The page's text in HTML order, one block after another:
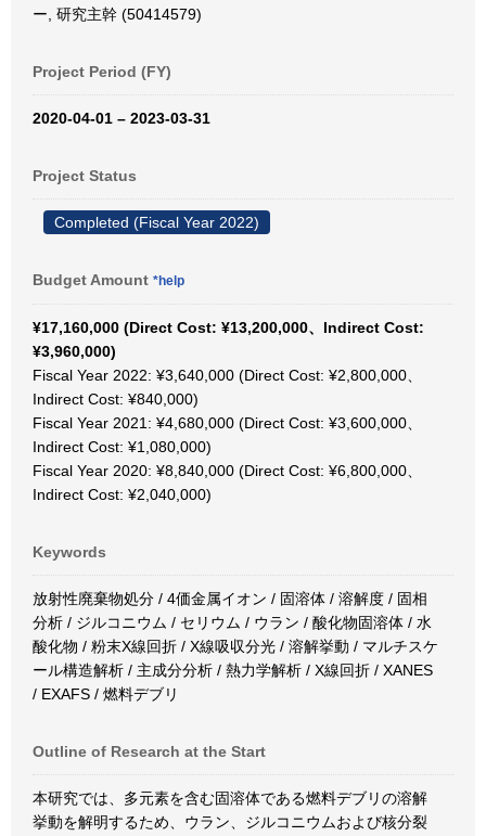
ー, 研究主幹 (50414579)
Project Period (FY)
2020-04-01 – 2023-03-31
Project Status
Completed (Fiscal Year 2022)
Budget Amount *help
¥17,160,000 (Direct Cost: ¥13,200,000、Indirect Cost:
¥3,960,000)
Fiscal Year 2022: ¥3,640,000 (Direct Cost: ¥2,800,000、
Indirect Cost: ¥840,000)
Fiscal Year 2021: ¥4,680,000 (Direct Cost: ¥3,600,000、
Indirect Cost: ¥1,080,000)
Fiscal Year 2020: ¥8,840,000 (Direct Cost: ¥6,800,000、
Indirect Cost: ¥2,040,000)
Keywords
放射性廃棄物処分 / 4価金属イオン / 固溶体 / 溶解度 / 固相
分析 / ジルコニウム / セリウム / ウラン / 酸化物固溶体 / 水
酸化物 / 粉末X線回折 / X線吸収分光 / 溶解挙動 / マルチスケ
ール構造解析 / 主成分分析 / 熱力学解析 / X線回折 / XANES
/ EXAFS / 燃料デブリ
Outline of Research at the Start
本研究では、多元素を含む固溶体である燃料デブリの溶解
挙動を解明するため、ウラン、ジルコニウムおよび核分裂